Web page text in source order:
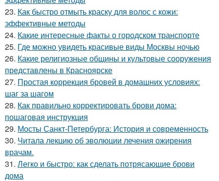
23. Как быстро отмыть краску для волос с кожи:
эффективные методы
24. Какие интересные факты о городском транспорте
25. Где можно увидеть красивые виды Москвы ночью
26. Какие религиозные общины и культовые сооружения
представлены в Красноярске
27. Простая коррекция бровей в домашних условиях:
шаг за шагом
28. Как правильно корректировать брови дома:
пошаговая инструкция
29. Мосты Санкт-Петербурга: История и современность
30. Читала лекцию об эволюции лечения ожирения
врачам.
31. Легко и быстро: как сделать потрясающие брови
дома